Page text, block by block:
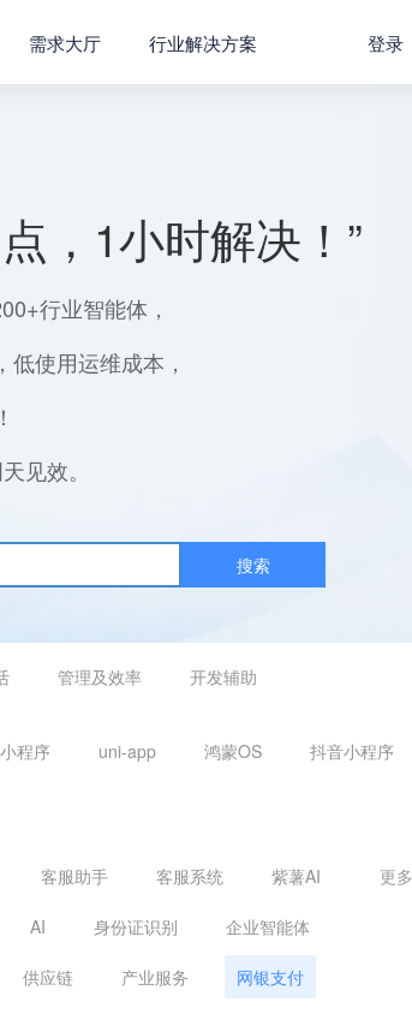
需求大厅 行业解决方案 登录
，1小时解决！”
行业智能体，
使用运维成本，
见效。
搜索
管理及效率 开发辅助
程序 uni-app 鸿蒙OS 抖音小程序
客服助手 客服系统 紫薯AI
AI 身份证识别 企业智能体
供应链 产业服务 网银支付
更多